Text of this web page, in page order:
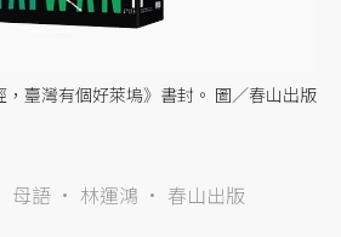
，臺灣有個好萊塢》書封。 圖／春山出版
母語 林運鴻 春山出版